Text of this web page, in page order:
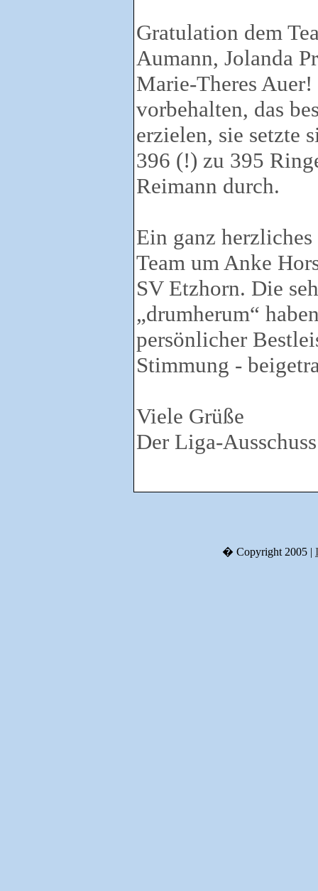
Gratulation dem
Aumann, Jolanda
Marie-Theres
vorbehalten, das
erzielen, sie setzte
396 (!) zu 395
Reimann durch.
Ein ganz
Team um Anke
SV Etzhorn. Die
„drumherum“
persönlicher
Stimmung -
Viele Grüße
Der Liga-Ausschuss
� Copyright 2005 |